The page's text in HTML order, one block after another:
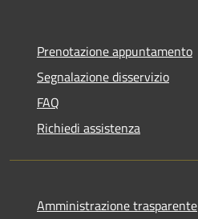
Prenotazione appuntamento
Segnalazione disservizio
FAQ
Richiedi assistenza
Amministrazione trasparente